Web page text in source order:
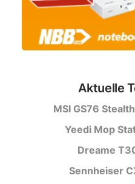
Aktuelle
MSI GS76
Yeedi Mop
Dreame
Sennheiser